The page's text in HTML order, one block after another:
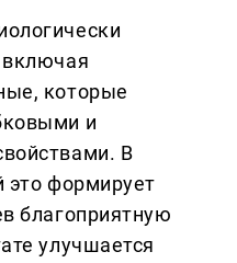
включая
которые
и
В
это формирует
благоприятную
улучшается